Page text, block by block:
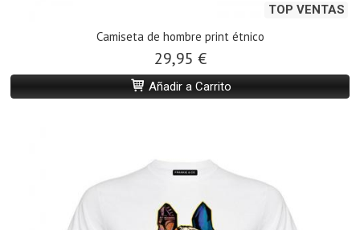
TOP VENTAS
Camiseta de hombre print étnico
29,95 €
Añadir a Carrito